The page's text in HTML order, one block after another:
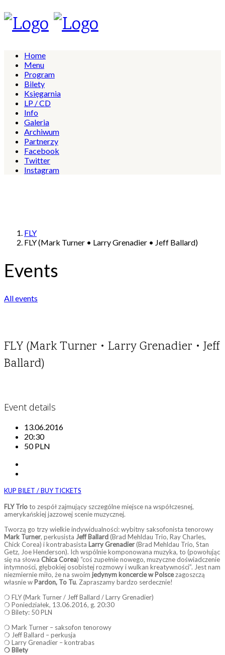
Home
Menu
Program
Bilety
Księgarnia
LP / CD
Info
Galeria
Archiwum
Partnerzy
Facebook
Twitter
Instagram
FLY
FLY (Mark Turner • Larry Grenadier • Jeff Ballard)
Events
All events
FLY (Mark Turner • Larry Grenadier • Jeff
Ballard)
Event details
13.06.2016
20:30
50 PLN
KUP BILET / BUY TICKETS
FLY Trioto zespół zajmujący szczególne miejsce na współczesnej,
amerykańskiej jazzowej scenie muzycznej.
Tworzą go trzy wielkie indywidualności: wybitny saksofonista tenorowy
Mark Turner, perkusista Jeff Ballard(Brad Mehldau Trio, Ray Charles,
Chick Corea) i kontrabasista Larry Grenadier(Brad Mehldau Trio, Stan
Getz, Joe Henderson). Ich wspólnie komponowana muzyka, to (powołując
się na słowa Chica Corea) “coś zupełnie nowego, muzyczne doświadczenie
intymności, głębokiej osobistej rozmowy i wulkan kreatywności”. Jest nam
niezmiernie miło, że na swoim jedynym koncercie w Polscezagoszczą
własnie w Pardon, To Tu. Zapraszamy bardzo serdecznie!
❍ FLY (Mark Turner / Jeff Ballard / Larry Grenadier)
❍ Poniedziałek, 13.06.2016, g. 20:30
❍ Bilety: 50 PLN
❍ Mark Turner – saksofon tenorowy
❍ Jeff Ballard – perkusja
❍ Larry Grenadier – kontrabas
❍ Bilety